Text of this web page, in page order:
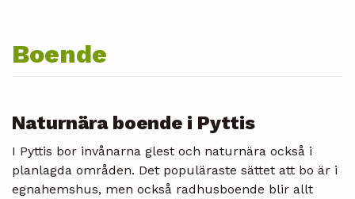
Boende
Naturnära boende i Pyttis
I Pyttis bor invånarna glest och naturnära också i
planlagda områden. Det populäraste sättet att bo är i
egnahemshus, men också radhusboende blir allt